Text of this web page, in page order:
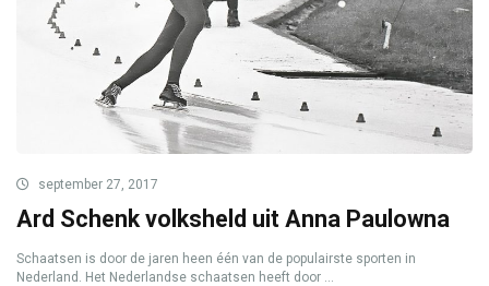
september 27, 2017
Ard Schenk volksheld uit Anna Paulowna
Schaatsen is door de jaren heen één van de populairste sporten in
Nederland. Het Nederlandse schaatsen heeft door ...